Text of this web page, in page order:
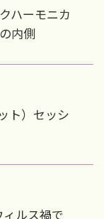
ハーモニカ
内側
ト）セッシ
ルス禍で